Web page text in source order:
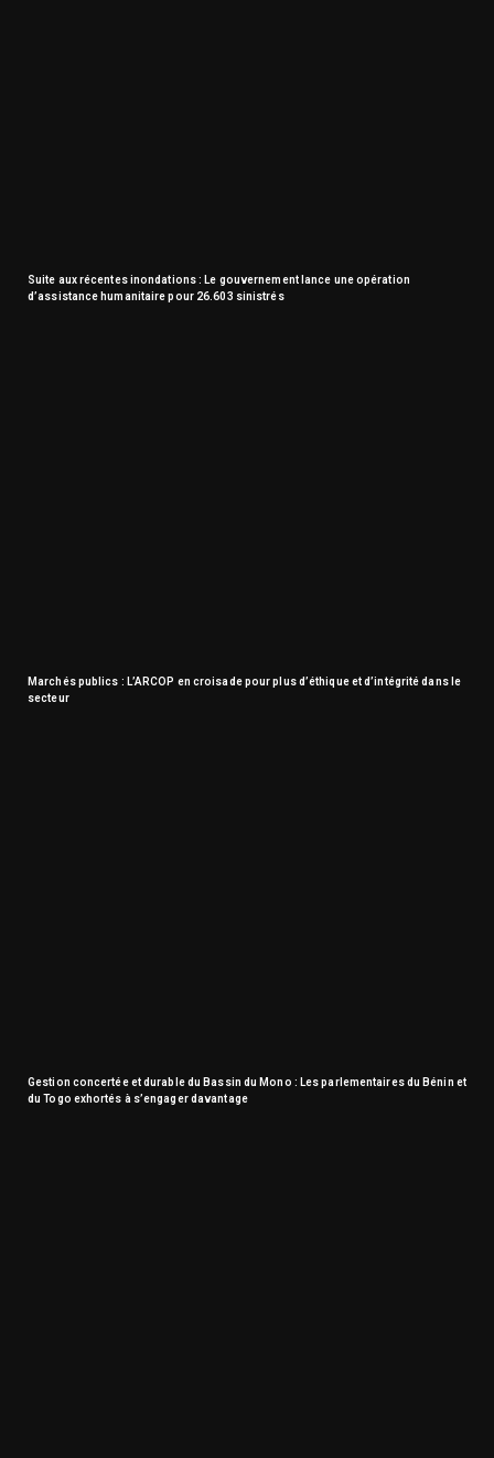
Suite aux récentes inondations : Le gouvernement lance une opération
d’assistance humanitaire pour 26.603 sinistrés
Marchés publics : L’ARCOP en croisade pour plus d’éthique et d’intégrité dans le
secteur
Gestion concertée et durable du Bassin du Mono : Les parlementaires du Bénin et
du Togo exhortés à s’engager davantage